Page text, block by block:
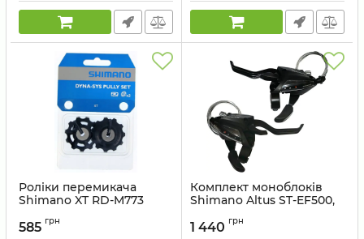
Роліки перемикача
Shimano XT RD-M773
верхній
585 грн
Комплект моноблоків
Shimano Altus ST-EF500,
Артикул:
1 440 грн